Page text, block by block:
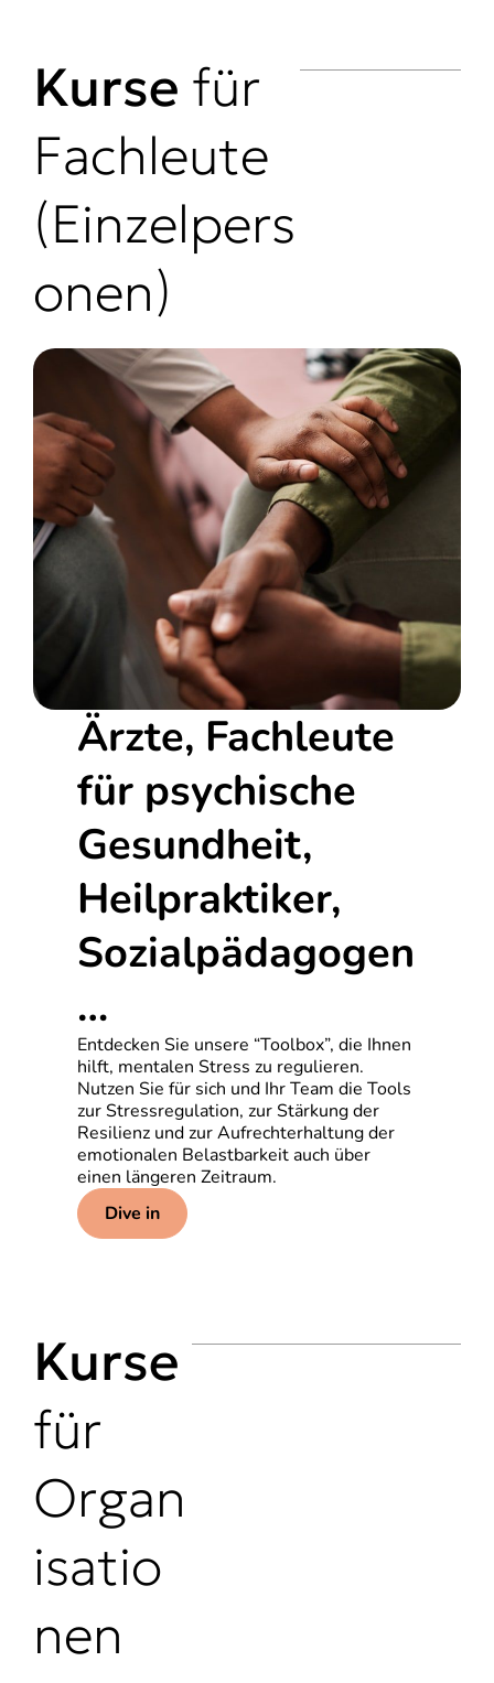
Kurse für
Fachleute
(Einzelpers
onen)
Ärzte, Fachleute
für psychische
Gesundheit,
Heilpraktiker,
Sozialpädagogen
…
Entdecken Sie unsere “Toolbox”, die Ihnen
hilft, mentalen Stress zu regulieren.
Nutzen Sie für sich und Ihr Team die Tools
zur Stressregulation, zur Stärkung der
Resilienz und zur Aufrechterhaltung der
emotionalen Belastbarkeit auch über
einen längeren Zeitraum.
Dive in
Kurse
für
Organ
isatio
nen